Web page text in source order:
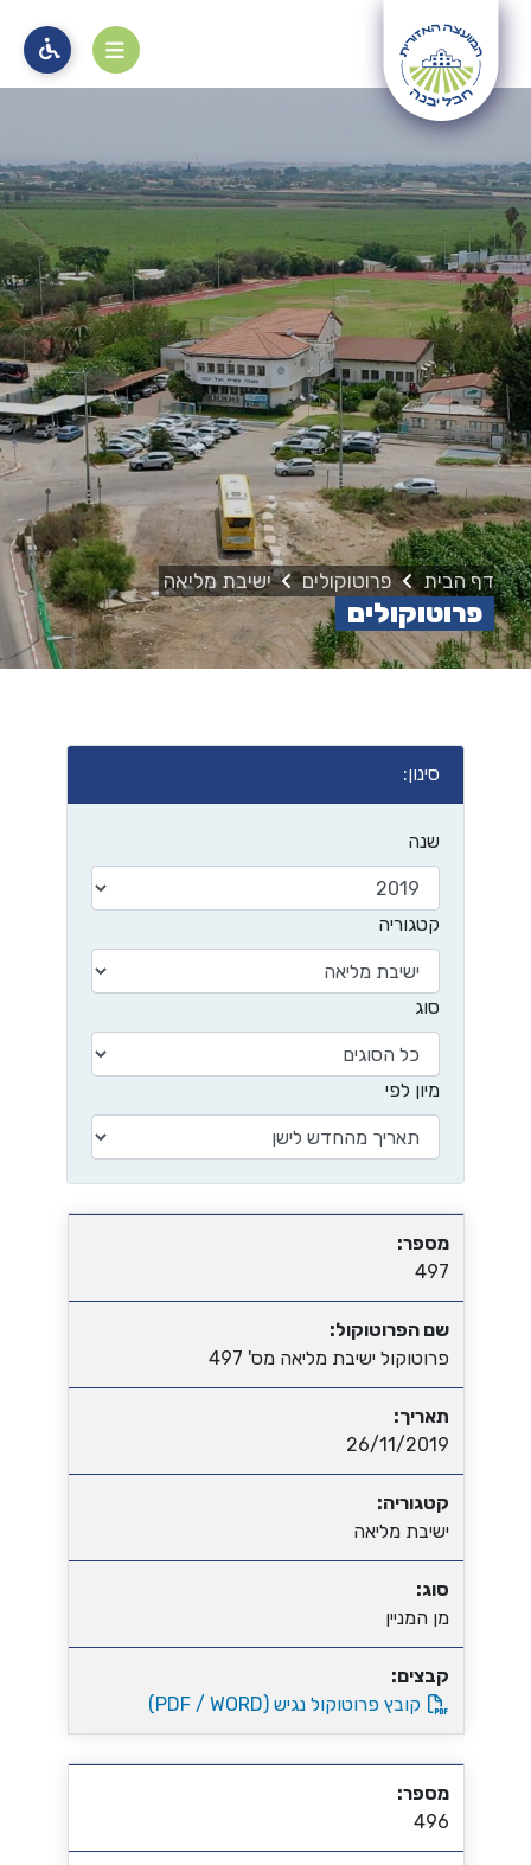
מוקד 106
דף הבית פרוטוקולים ישיבת מליאה
פרוטוקולים
סינון:
שנה
קטגוריה
סוג
מיון לפי
מספר:
497
שם הפרוטוקול:
פרוטוקול ישיבת מליאה מס' 497
תאריך:
26/11/2019
קטגוריה:
ישיבת מליאה
סוג:
מן המניין
קבצים:
קובץ פרוטוקול נגיש (PDF / WORD)
מספר:
496